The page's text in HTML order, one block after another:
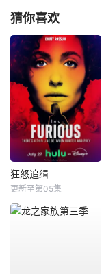
猜你喜欢
狂怒追缉
更新至第05集